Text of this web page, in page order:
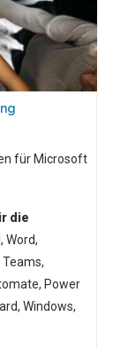
für Microsoft
die
Word,
Teams,
Power
Windows,